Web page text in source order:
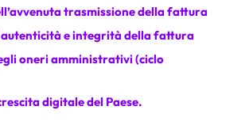
trasmissione della fattura
e integrità della fattura
oneri amministrativi (ciclo
digitale del Paese.